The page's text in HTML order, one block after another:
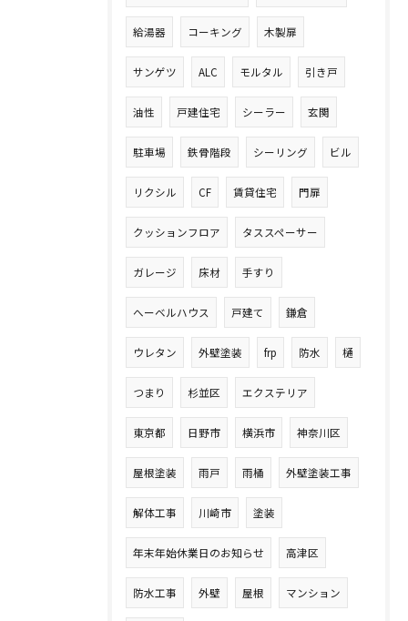
給湯器 コーキング 木製扉
サンゲツ ALC モルタル 引き戸
油性 戸建住宅 シーラー 玄関
駐車場 鉄骨階段 シーリング ビル
リクシル CF 賃貸住宅 門扉
クッションフロア タススペーサー
ガレージ 床材 手すり
へーベルハウス 戸建て 鎌倉
ウレタン 外壁塗装 frp 防水 樋
つまり 杉並区 エクステリア
東京都 日野市 横浜市 神奈川区
屋根塗装 雨戸 雨桶 外壁塗装工事
解体工事 川崎市 塗装
年末年始休業日のお知らせ 高津区
防水工事 外壁 屋根 マンション